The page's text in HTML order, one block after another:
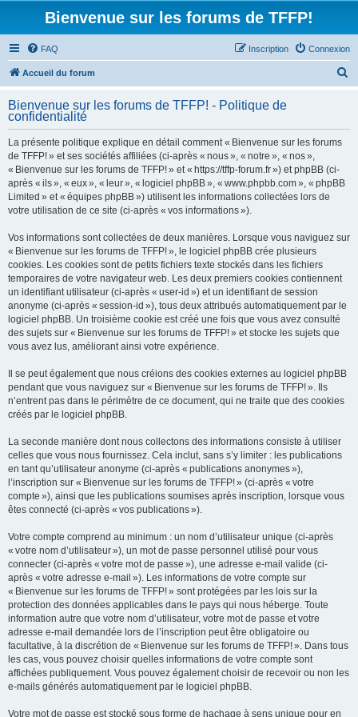
Bienvenue sur les forums de TFFP!
FAQ Connexion
Inscription
Accueil du forum
h
Bienvenue sur les forums de TFFP! - Politique de
confidentialité
La présente politique explique en détail comment « Bienvenue sur les forums
de TFFP! » et ses sociétés affiliées (ci-après « nous », « notre », « nos »,
« Bienvenue sur les forums de TFFP! » et « https://tffp-forum.fr ») et phpBB (ci-
après « ils », « eux », « leur », « logiciel phpBB », « www.phpbb.com », « phpBB
Limited » et « équipes phpBB ») utilisent les informations collectées lors de
votre utilisation de ce site (ci-après « vos informations »).
Vos informations sont collectées de deux manières. Lorsque vous naviguez sur
« Bienvenue sur les forums de TFFP! », le logiciel phpBB crée plusieurs
cookies. Les cookies sont de petits fichiers texte stockés dans les fichiers
temporaires de votre navigateur web. Les deux premiers cookies contiennent
un identifiant utilisateur (ci-après « user-id ») et un identifiant de session
anonyme (ci-après « session-id »), tous deux attribués automatiquement par le
logiciel phpBB. Un troisième cookie est créé une fois que vous avez consulté
des sujets sur « Bienvenue sur les forums de TFFP! » et stocke les sujets que
vous avez lus, améliorant ainsi votre expérience.
Il se peut également que nous créions des cookies externes au logiciel phpBB
pendant que vous naviguez sur « Bienvenue sur les forums de TFFP! ». Ils
n’entrent pas dans le périmètre de ce document, qui ne traite que des cookies
créés par le logiciel phpBB.
La seconde manière dont nous collectons des informations consiste à utiliser
celles que vous nous fournissez. Cela inclut, sans s’y limiter : les publications
en tant qu’utilisateur anonyme (ci-après « publications anonymes »),
l’inscription sur « Bienvenue sur les forums de TFFP! » (ci-après « votre
compte »), ainsi que les publications soumises après inscription, lorsque vous
êtes connecté (ci-après « vos publications »).
Votre compte comprend au minimum : un nom d’utilisateur unique (ci-après
« votre nom d’utilisateur »), un mot de passe personnel utilisé pour vous
connecter (ci-après « votre mot de passe »), une adresse e-mail valide (ci-
après « votre adresse e-mail »). Les informations de votre compte sur
« Bienvenue sur les forums de TFFP! » sont protégées par les lois sur la
protection des données applicables dans le pays qui nous héberge. Toute
information autre que votre nom d’utilisateur, votre mot de passe et votre
adresse e-mail demandée lors de l’inscription peut être obligatoire ou
facultative, à la discrétion de « Bienvenue sur les forums de TFFP! ». Dans tous
les cas, vous pouvez choisir quelles informations de votre compte sont
affichées publiquement. Vous pouvez également choisir de recevoir ou non les
e-mails générés automatiquement par le logiciel phpBB.
Votre mot de passe est stocké sous forme de hachage à sens unique pour en